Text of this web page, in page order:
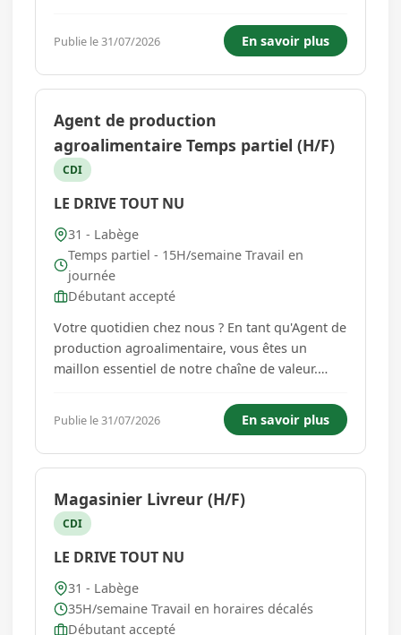
les commandes avant chaque tournée. *
Charger et décharger le camion (le CACES est
un plus). Conditionnement...
Publie le 31/07/2026 En savoir plus
Agent de production
agroalimentaire Temps partiel (H/F)
CDI
LE DRIVE TOUT NU
31 - Labège
Temps partiel - 15H/semaine Travail en
journée
Débutant accepté
Votre quotidien chez nous ? En tant qu'Agent de
production agroalimentaire, vous êtes un
maillon essentiel de notre chaîne de valeur.
* En production : Votre tâche principale est
l'aliquotage. Vous conditionnez les matières
premières en bocaux...
Publie le 31/07/2026 En savoir plus
Magasinier Livreur (H/F)
CDI
LE DRIVE TOUT NU
31 - Labège
35H/semaine Travail en horaires décalés
Débutant accepté